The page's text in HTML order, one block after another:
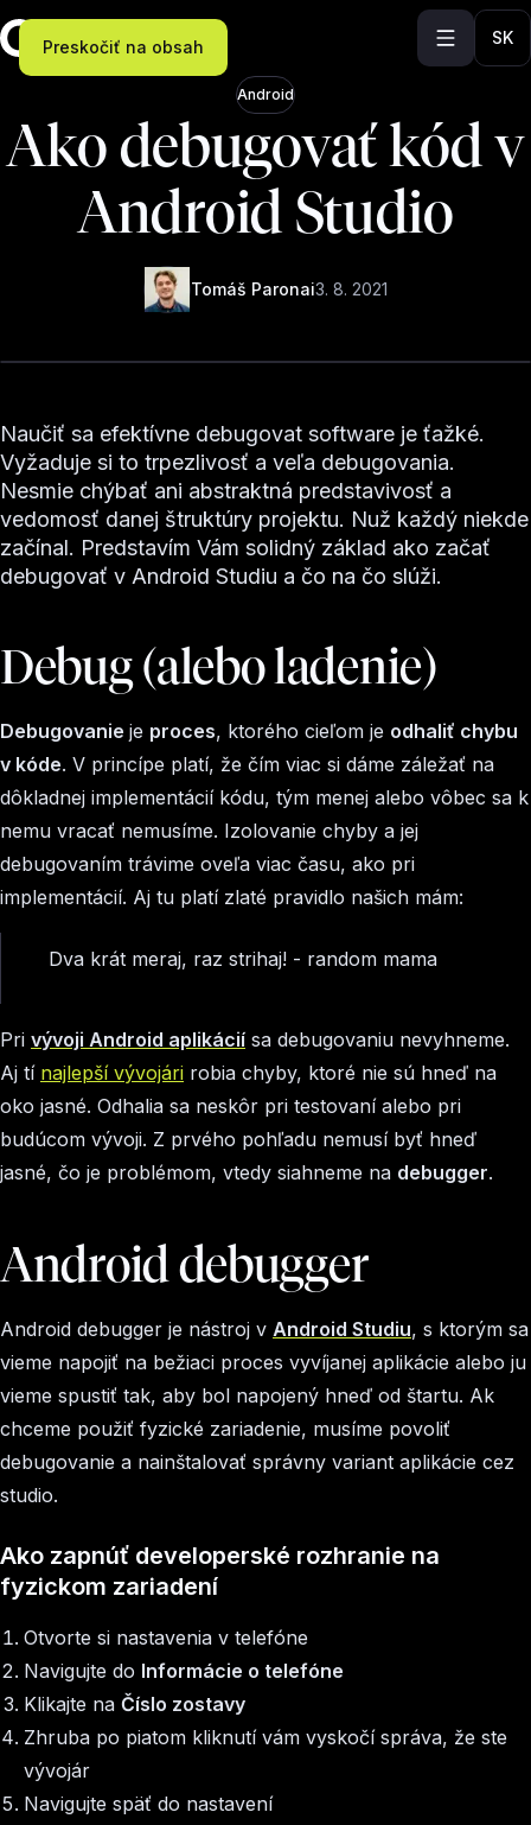
Preskočiť na obsah SK
Android
Ako debugovať kód v
Android Studio
Tomáš Paronai3. 8. 2021
Naučiť sa efektívne debugovat software je ťažké.
Vyžaduje si to trpezlivosť a veľa debugovania.
Nesmie chýbať ani abstraktná predstavivosť a
vedomosť danej štruktúry projektu. Nuž každý niekde
začínal. Predstavím Vám solidný základ ako začať
debugovať v Android Studiu a čo na čo slúži.
Debug (alebo ladenie)
Debugovanie je proces, ktorého cieľom je odhaliť chybu
v kóde. V princípe platí, že čím viac si dáme záležať na
dôkladnej implementácií kódu, tým menej alebo vôbec sa k
nemu vracať nemusíme. Izolovanie chyby a jej
debugovaním trávime oveľa viac času, ako pri
implementácií. Aj tu platí zlaté pravidlo našich mám:
Dva krát meraj, raz strihaj! - random mama
Pri vývoji Android aplikácií sa debugovaniu nevyhneme.
Aj tí najlepší vývojári robia chyby, ktoré nie sú hneď na
oko jasné. Odhalia sa neskôr pri testovaní alebo pri
budúcom vývoji. Z prvého pohľadu nemusí byť hneď
jasné, čo je problémom, vtedy siahneme na debugger.
Android debugger
Android debugger je nástroj v Android Studiu, s ktorým sa
vieme napojiť na bežiaci proces vyvíjanej aplikácie alebo ju
vieme spustiť tak, aby bol napojený hneď od štartu. Ak
chceme použiť fyzické zariadenie, musíme povoliť
debugovanie a nainštalovať správny variant aplikácie cez
studio.
Ako zapnúť developerské rozhranie na
fyzickom zariadení
Otvorte si nastavenia v telefóne
Navigujte do Informácie o telefóne
Klikajte na Číslo zostavy
Zhruba po piatom kliknutí vám vyskočí správa, že ste
vývojár
Navigujte späť do nastavení